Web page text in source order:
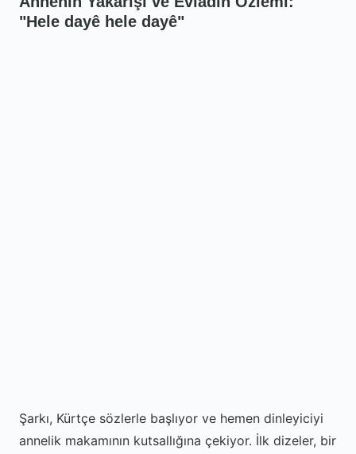
"Hele dayê hele dayê"
Şarkı, Kürtçe sözlerle başlıyor ve hemen dinleyiciyi
annelik makamının kutsallığına çekiyor. İlk dizeler, bir